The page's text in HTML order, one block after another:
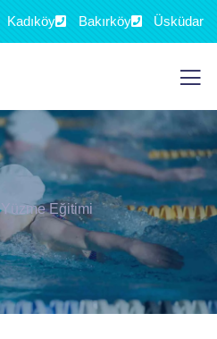
Kadıköy Bakırköy Üsküdar
Yüzme Eğitimi